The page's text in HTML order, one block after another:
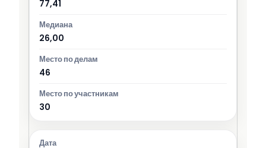
77,41
26,00
46
30